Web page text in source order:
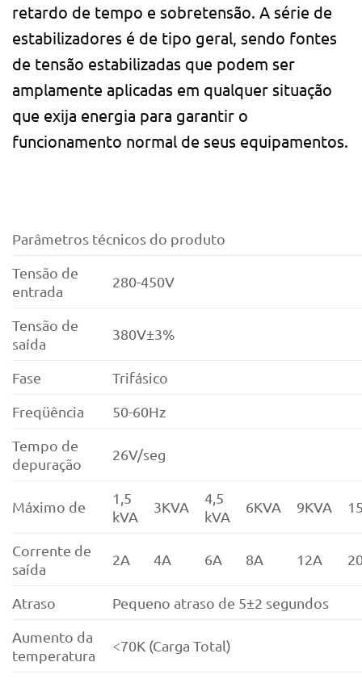
retardo de tempo e sobretensão. A série de
estabilizadores é de tipo geral, sendo fontes
de tensão estabilizadas que podem ser
amplamente aplicadas em qualquer situação
que exija energia para garantir o
funcionamento normal de seus equipamentos.
Parâmetros técnicos do produto
Tensão de
entrada
280-450V
Tensão de
saída
380V±3%
Fase
Trifásico
Freqüência
50-60Hz
Tempo de
depuração
26V/seg
Máximo de
1,5
kVA
3KVA
4,5
kVA
6KVA 9KVA
Corrente de
saída
2A 4A 6A 8A 12A
Atraso
Pequeno atraso de 5±2 segundos
Aumento da
temperatura
<70K (Carga Total)